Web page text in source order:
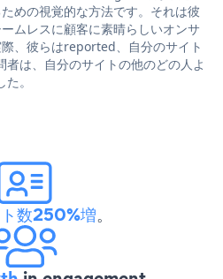
めの視覚的な方法です。それは彼
ムレスに顧客に素晴らしいオンサ
、彼らはreported、自分のサイト
は、自分のサイトの他のどの人よ
。
数250%増。